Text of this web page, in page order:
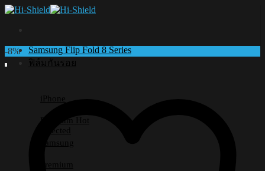
Skip
Samsung Flip Fold 8 Series
ฟิล์มกันรอย
iPhone
Premium
Selected
Samsung
Premium
-8%